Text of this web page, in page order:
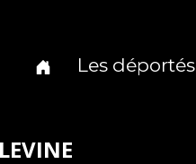
Les déportés